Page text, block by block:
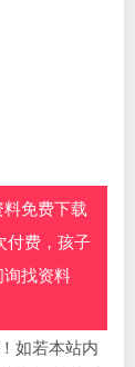
免费下载
付费，孩子
找资料
如若本站内